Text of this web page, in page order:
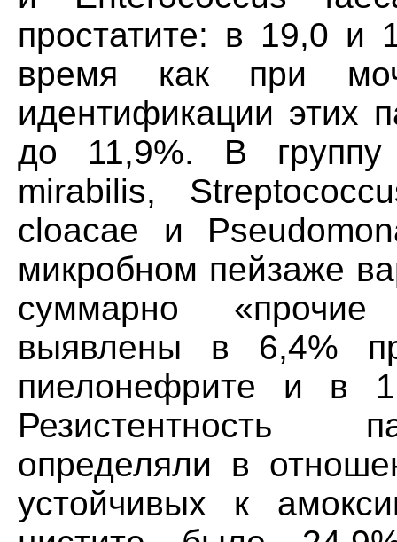
простатите: в 19,0 и
время как при
идентификации этих
до 11,9%. В
mirabilis,
cloacae и
микробном пейзаже
суммарно
выявлены в 6,4%
пиелонефрите и в
Резистентность
определяли в
устойчивых к